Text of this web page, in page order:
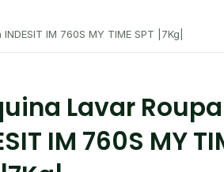
IM 760S MY TIME SPT |7Kg|
Lavar Roupa
IM 760S MY